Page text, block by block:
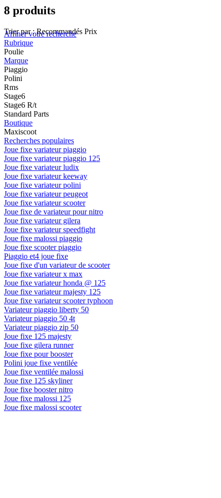
8 produits
Trier par : Recommandés Prix
Affiner votre recherche
Rubrique
Poulie
Marque
Piaggio
Polini
Rms
Stage6
Stage6 R/t
Standard Parts
Boutique
Maxiscoot
Recherches populaires
Joue fixe variateur piaggio
Joue fixe variateur piaggio 125
Joue fixe variateur ludix
Joue fixe variateur keeway
Joue fixe variateur polini
Joue fixe variateur peugeot
Joue fixe variateur scooter
Joue fixe de variateur pour nitro
Joue fixe variateur gilera
Joue fixe variateur speedfight
Joue fixe malossi piaggio
Joue fixe scooter piaggio
Piaggio et4 joue fixe
Joue fixe d'un variateur de scooter
Joue fixe variateur x max
Joue fixe variateur honda @ 125
Joue fixe variateur majesty 125
Joue fixe variateur scooter typhoon
Variateur piaggio liberty 50
Variateur piaggio 50 4t
Variateur piaggio zip 50
Joue fixe 125 majesty
Joue fixe gilera runner
Joue fixe pour booster
Polini joue fixe ventilée
Joue fixe ventilée malossi
Joue fixe 125 skyliner
Joue fixe booster nitro
Joue fixe malossi 125
Joue fixe malossi scooter